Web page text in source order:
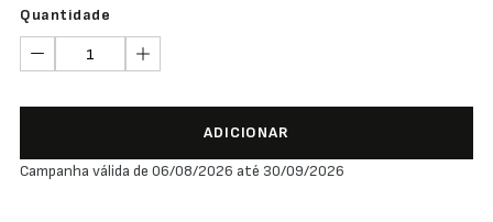
Quantidade
ADICIONAR
Campanha válida de 06/08/2026 até 30/09/2026